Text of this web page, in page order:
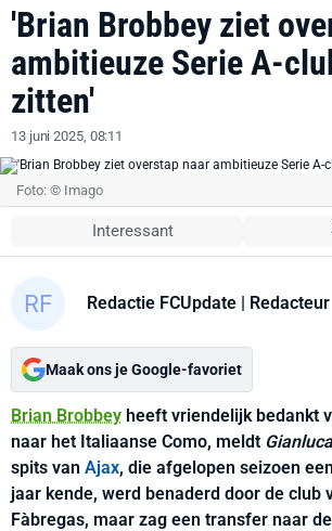
'Brian Brobbey ziet
ambitieuze Serie A-
zitten'
13 juni 2025, 08:11
Foto: © Imago
Interessant
Redactie FCUpdate | Redacteur
Maak ons je Google-favoriet
Brian Brobbey heeft vriendelijk bedankt
naar het Italiaanse Como, meldt
spits van Ajax, die afgelopen seizoen
jaar kende, werd benaderd door de club
Fàbregas, maar zag een transfer naar